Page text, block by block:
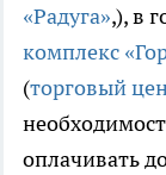
«Радуга»,), в
комплекс
(торговый
оплачивать